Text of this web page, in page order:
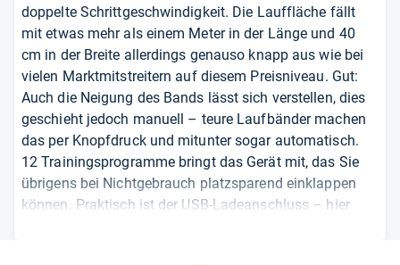
doppelte Schrittgeschwindigkeit. Die Lauffläche fällt
mit etwas mehr als einem Meter in der Länge und 40
cm in der Breite allerdings genauso knapp aus wie bei
vielen Marktmitstreitern auf diesem Preisniveau. Gut:
Auch die Neigung des Bands lässt sich verstellen, dies
geschieht jedoch manuell – teure Laufbänder machen
das per Knopfdruck und mitunter sogar automatisch.
12 Trainingsprogramme bringt das Gerät mit, das Sie
übrigens bei Nichtgebrauch platzsparend einklappen
können. Praktisch ist der USB-Ladeanschluss – hier